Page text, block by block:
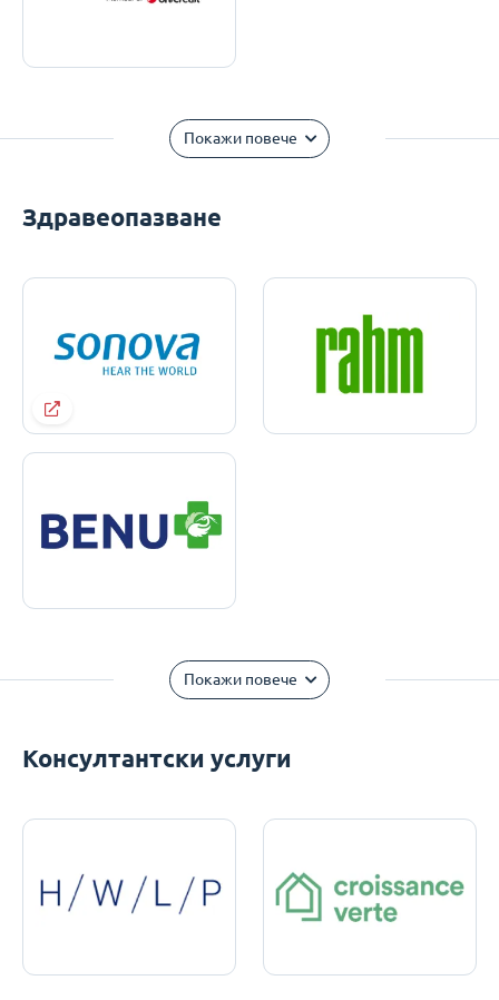
Покажи повече
Здравеопазване
Покажи повече
Консултантски услуги